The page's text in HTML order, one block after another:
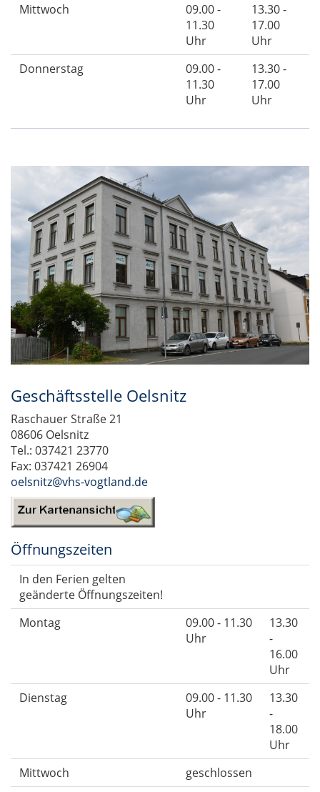
Mittwoch
09.00 -
11.30
Uhr
13.30 -
17.00
Uhr
Donnerstag
09.00 -
11.30
Uhr
13.30 -
17.00
Uhr
Geschäftsstelle Oelsnitz
Raschauer Straße 21
08606 Oelsnitz
Tel.: 037421 23770
Fax: 037421 26904
oelsnitz@vhs-vogtland.de
Öffnungszeiten
In den Ferien gelten
geänderte Öffnungszeiten!
Montag
09.00 - 11.30
Uhr
13.30
-
16.00
Uhr
Dienstag
09.00 - 11.30
Uhr
13.30
-
18.00
Uhr
Mittwoch
geschlossen